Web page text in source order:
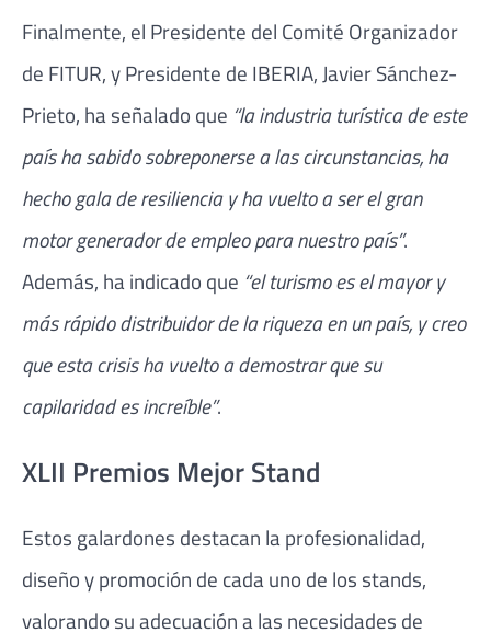
Finalmente, el Presidente del Comité Organizador
de FITUR, y Presidente de IBERIA, Javier Sánchez-
Prieto, ha señalado que “la industria turística de este
país ha sabido sobreponerse a las circunstancias, ha
hecho gala de resiliencia y ha vuelto a ser el gran
motor generador de empleo para nuestro país”.
Además, ha indicado que “el turismo es el mayor y
más rápido distribuidor de la riqueza en un país, y creo
que esta crisis ha vuelto a demostrar que su
capilaridad es increíble”.
XLII Premios Mejor Stand
Estos galardones destacan la profesionalidad,
diseño y promoción de cada uno de los stands,
valorando su adecuación a las necesidades de